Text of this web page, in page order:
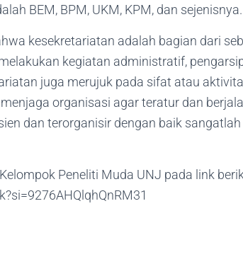
BEM, BPM, UKM, KPM, dan sejenisnya.
kesekretariatan adalah bagian dari
kegiatan administratif,
juga merujuk pada sifat atau
organisasi agar teratur dan
dan terorganisir dengan baik sangatlah
Peneliti Muda UNJ pada link